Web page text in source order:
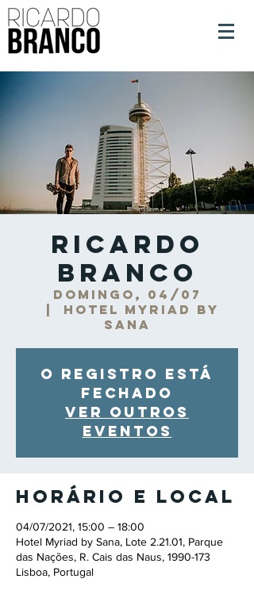
Ricardo
Branco
domingo, 04/07
Hotel Myriad by
Sana
O registro está
fechado
Ver outros
eventos
Horário e local
04/07/2021, 15:00 – 18:00
Hotel Myriad by Sana, Lote 2.21.01, Parque
das Nações, R. Cais das Naus, 1990-173
Lisboa, Portugal